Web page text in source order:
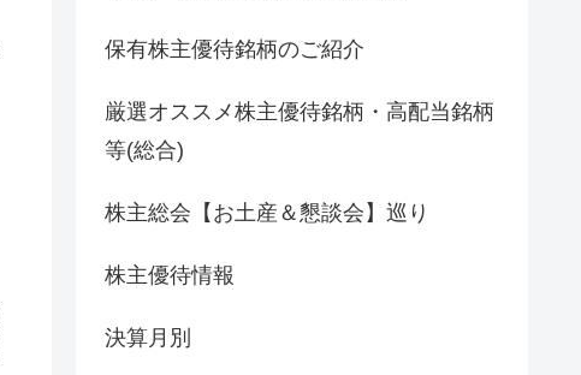
保有株主優待銘柄のご紹介
厳選オススメ株主優待銘柄・高配当銘柄
等(総合)
株主総会【お土産＆懇談会】巡り
株主優待情報
決算月別